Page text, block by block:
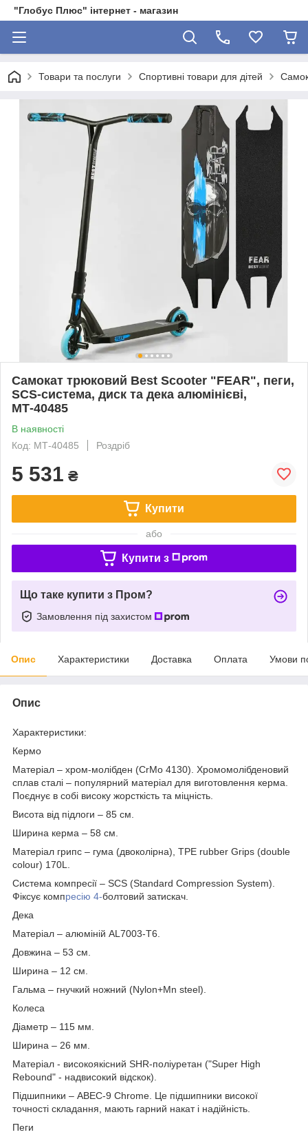
"Глобус Плюс" інтернет - магазин
Товари та послуги Спортивні товари для дітей
Самокат трюковий Best Scooter "FEAR", пеги,
SCS-система, диск та дека алюмінієві,
МТ-40485
В наявності
Код: МТ-40485
Роздріб
5 531 ₴
Купити
або
Купити з
Що таке купити з Пром?
Замовлення під захистом
Опис Характеристики Доставка Оплата Умови
Опис
Характеристики:
Кермо
Матеріал – хром-молібден (CrMo 4130). Хромомолібденовий
сплав сталі – популярний матеріал для виготовлення керма.
Поєднує в собі високу жорсткість та міцність.
Висота від підлоги – 85 см.
Ширина керма – 58 см.
Матеріал грипс – гума (двоколірна), TPE rubber Grips (double
colour) 170L.
Система компресії – SCS (Standard Compression System).
Фіксує компресію 4-болтовий затискач.
Дека
Матеріал – алюміній AL7003-T6.
Довжина – 53 см.
Ширина – 12 см.
Гальма – гнучкий ножний (Nylon+Mn steel).
Колеса
Діаметр – 115 мм.
Ширина – 26 мм.
Матеріал - високоякісний SHR-поліуретан ("Super High
Rebound" - надвисокий відскок).
Підшипники – ABEC-9 Chrome. Це підшипники високої
точності складання, мають гарний накат і надійність.
Пеги